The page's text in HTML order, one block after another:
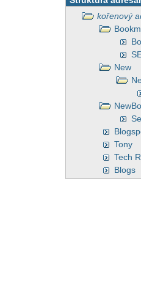
kořenový
New
Tony
Tech
Blogs